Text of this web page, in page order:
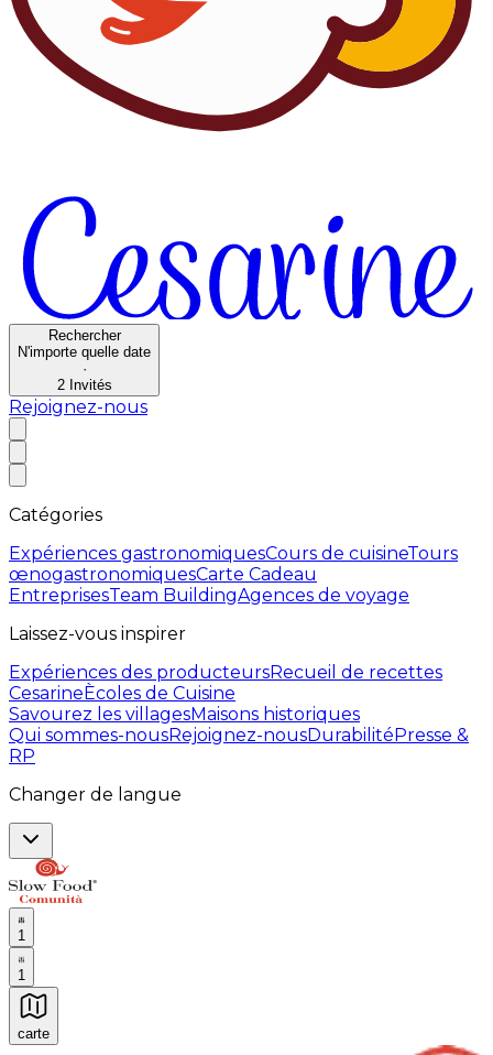
Rechercher
N'importe quelle date
·
2 Invités
Rejoignez-nous
Catégories
Expériences gastronomiquesCours de cuisineTours
œnogastronomiquesCarte Cadeau
EntreprisesTeam BuildingAgences de voyage
Laissez-vous inspirer
Expériences des producteursRecueil de recettes
CesarineÈcoles de Cuisine
Savourez les villagesMaisons historiques
Qui sommes-nousRejoignez-nousDurabilitéPresse &
RP
Changer de langue
1
1
carte